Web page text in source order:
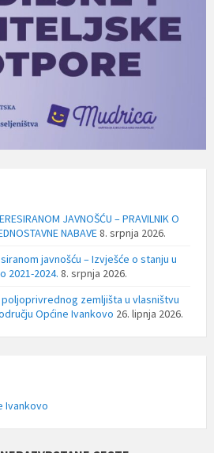
JAVNOŠĆU – PRAVILNIK O
NABAVE8. srpnja 2026.
javnošću – Izvješće o stanju u
2021-2024. 8. srpnja 2026.
zemljišta u vlasništvu
Općine Ivankovo 26. lipnja 2026.
Ivankovo